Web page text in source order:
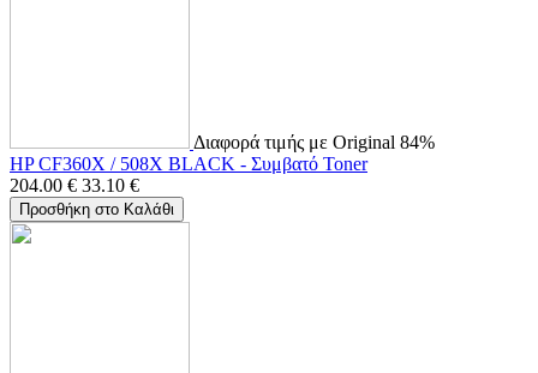
Διαφορά τιμής με Original 84%
HP CF360X / 508X BLACK - Συμβατό Toner
204.00 € 33.10 €
Προσθήκη στο Καλάθι